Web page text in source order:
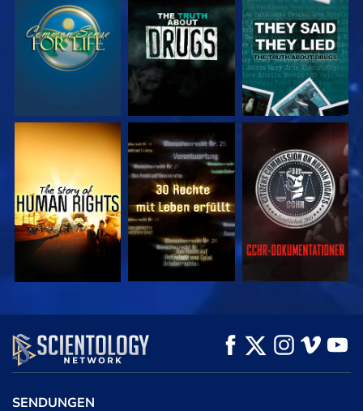
ANSEHEN ANSEHEN ANSEHEN
ANSEHEN ANSEHEN ANSEHEN
ANSEHEN
SERIE
ENTDECKEN
SENDUNGEN